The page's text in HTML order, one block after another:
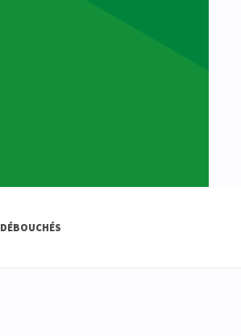
DÉBOUCHÉS